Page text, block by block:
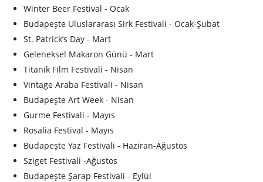
Winter Beer Festival - Ocak
Budapeşte Uluslararası Sirk Festivali - Ocak-Şubat
St. Patrick’s Day - Mart
Geleneksel Makaron Günü - Mart
Titanik Film Festivali - Nisan
Vintage Araba Festivali - Nisan
Budapeşte Art Week - Nisan
Gurme Festivali - Mayıs
Rosalia Festival - Mayıs
Budapeşte Yaz Festivali - Haziran-Ağustos
Sziget Festivali -Ağustos
Budapeşte Şarap Festivali - Eylül